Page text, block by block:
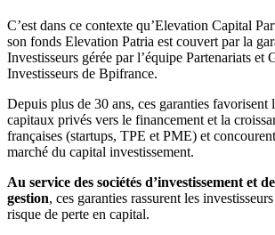
C’est dans ce contexte qu’Elevation Capital
son fonds Elevation Patria est couvert par la
Investisseurs gérée par l’équipe Partenariats et
Investisseurs de Bpifrance.
Depuis plus de 30 ans, ces garanties favorisent
capitaux privés vers le financement et la
françaises (startups, TPE et PME) et
marché du capital investissement.
Au service des sociétés d’investissement et
gestion, ces garanties rassurent les
risque de perte en capital.